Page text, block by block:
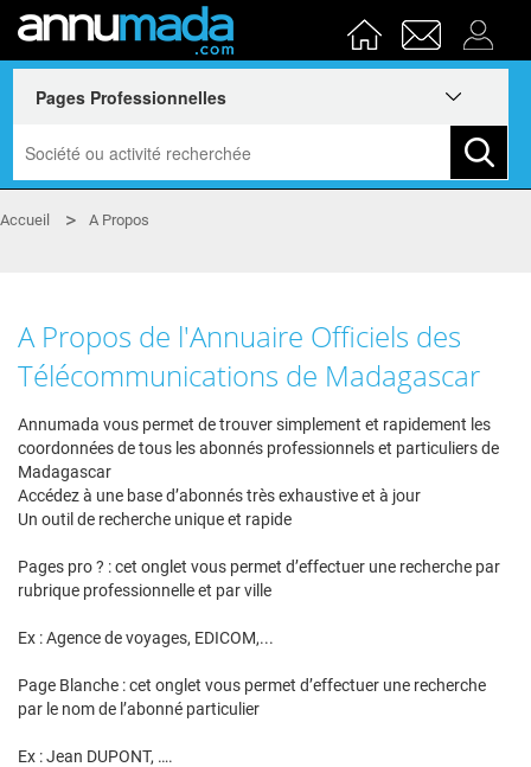
Accueil A Propos
A Propos de l'Annuaire Officiels des
Télécommunications de Madagascar
Annumada vous permet de trouver simplement et rapidement les
coordonnées de tous les abonnés professionnels et particuliers de
Madagascar
Accédez à une base d’abonnés très exhaustive et à jour
Un outil de recherche unique et rapide
Pages pro ? : cet onglet vous permet d’effectuer une recherche par
rubrique professionnelle et par ville
Ex : Agence de voyages, EDICOM,...
Page Blanche : cet onglet vous permet d’effectuer une recherche
par le nom de l’abonné particulier
Ex : Jean DUPONT, ….